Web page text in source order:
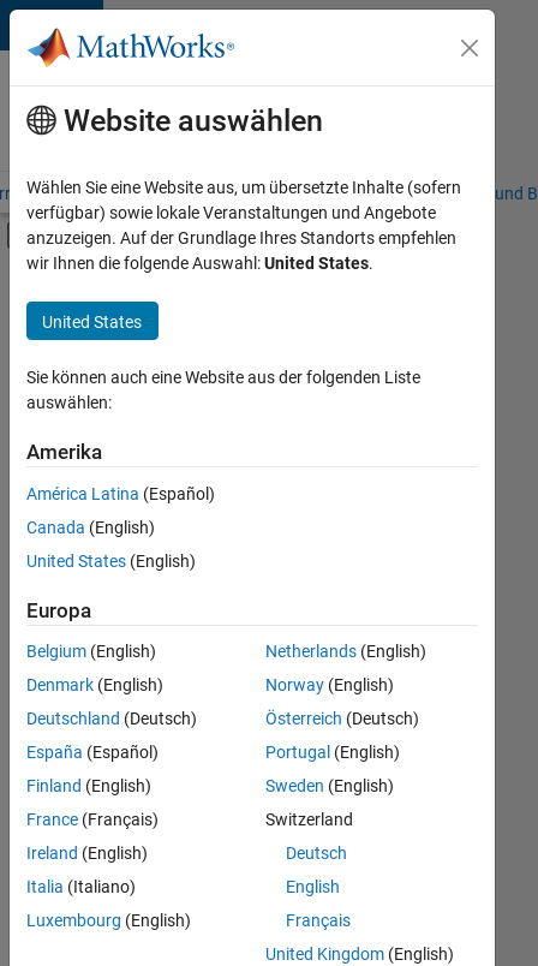
Weiter zum Inhalt
Karriere
bei
MathWorks
– Übersicht Stellensuche Niederlassungen Studierende und
Umschaltung für Off-Canvas-
Hauptinhalt
Product Development
Release Engineering
Technical Writing
+2
Derzeit
es
keine
offenen
Stellen,
Ihren
Suchkriterien
entsprechen.
können
die
Suchkriterien
weiter
fassen
oder
alle
Stellenangebote
anzeigen .
Website auswählen
Wählen Sie eine Website aus, um übersetzte Inhalte (sofern
verfügbar) sowie lokale Veranstaltungen und Angebote
anzuzeigen. Auf der Grundlage Ihres Standorts empfehlen
wir Ihnen die folgende Auswahl:United States.
United States
Sie können auch eine Website aus der folgenden Liste
auswählen:
Amerika
América Latina (Español)
Canada (English)
United States (English)
Europa
Belgium (English)
Denmark (English)
Deutschland (Deutsch)
España (Español)
Finland (English)
France (Français)
Ireland (English)
Italia (Italiano)
Luxembourg (English)
Netherlands(English)
Norway(English)
Österreich (Deutsch)
Portugal (English)
Sweden (English)
Switzerland
Deutsch
English
Français
United Kingdom(English)